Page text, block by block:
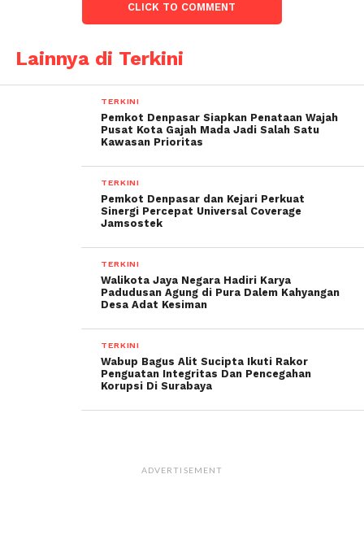
CLICK TO COMMENT
Lainnya di Terkini
TERKINI
Pemkot Denpasar Siapkan Penataan Wajah
Pusat Kota Gajah Mada Jadi Salah Satu
Kawasan Prioritas
TERKINI
Pemkot Denpasar dan Kejari Perkuat
Sinergi Percepat Universal Coverage
Jamsostek
TERKINI
Walikota Jaya Negara Hadiri Karya
Padudusan Agung di Pura Dalem Kahyangan
Desa Adat Kesiman
TERKINI
Wabup Bagus Alit Sucipta Ikuti Rakor
Penguatan Integritas Dan Pencegahan
Korupsi Di Surabaya
ADVERTISEMENT